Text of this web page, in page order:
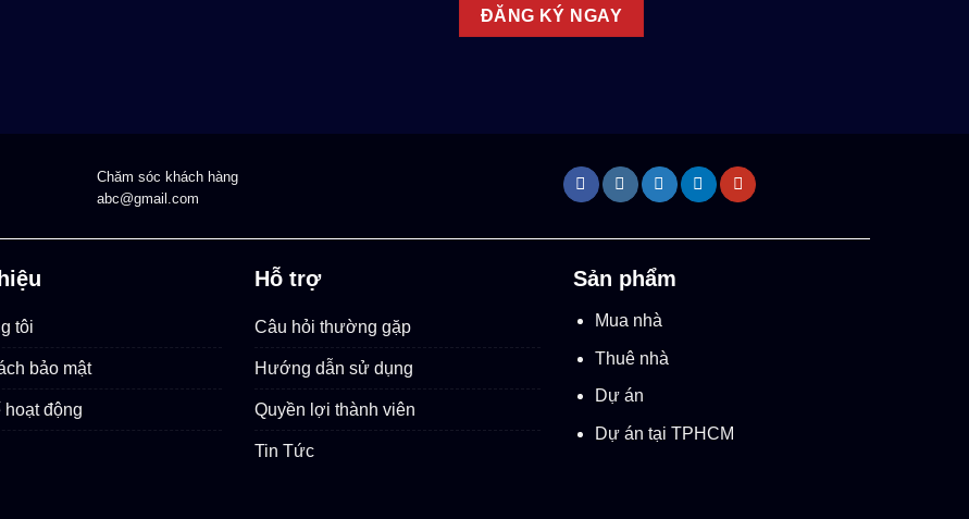
Chăm sóc khách hàng
abc@gmail.com
tôi
bảo mật
hoạt động
Hỗ trợ
Câu hỏi thường gặp
Hướng dẫn sử dụng
Quyền lợi thành viên
Tin Tức
Sản phẩm
Mua nhà
Thuê nhà
Dự án
Dự án tại TPHCM